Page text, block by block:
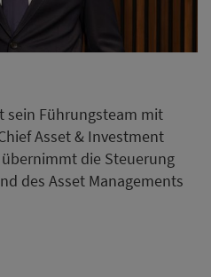
sein Führungsteam mit
Asset & Investment
die Steuerung
des Asset Managements